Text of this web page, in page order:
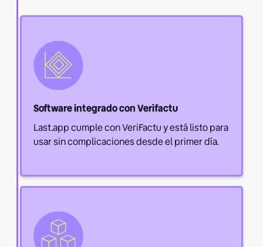
Software integrado con Verifactu
Last.app cumple con VeriFactu y está listo para
usar sin complicaciones desde el primer día.